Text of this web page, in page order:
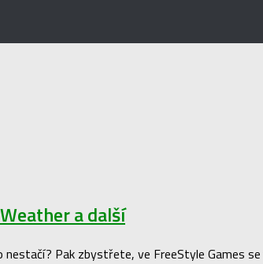
a další
Pak zbystřete, ve FreeStyle Games